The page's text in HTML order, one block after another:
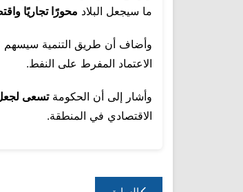
ما سيجعل البلاد محورًا تجاريًا
وأضاف أن طريق التنمية
الاعتماد المفرط على النفط.
وأشار إلى أن الحكومةتسعى
الاقتصادي في المنطقة.